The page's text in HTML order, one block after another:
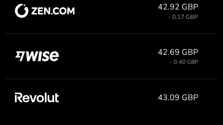
42.92 GBP
- 0.17 GBP
42.69 GBP
- 0.40 GBP
43.09 GBP